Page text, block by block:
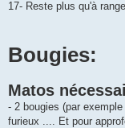
17- Reste plus qu'à
Bougies:
Matos
- 2 bougies (par
furieux .... Et pour